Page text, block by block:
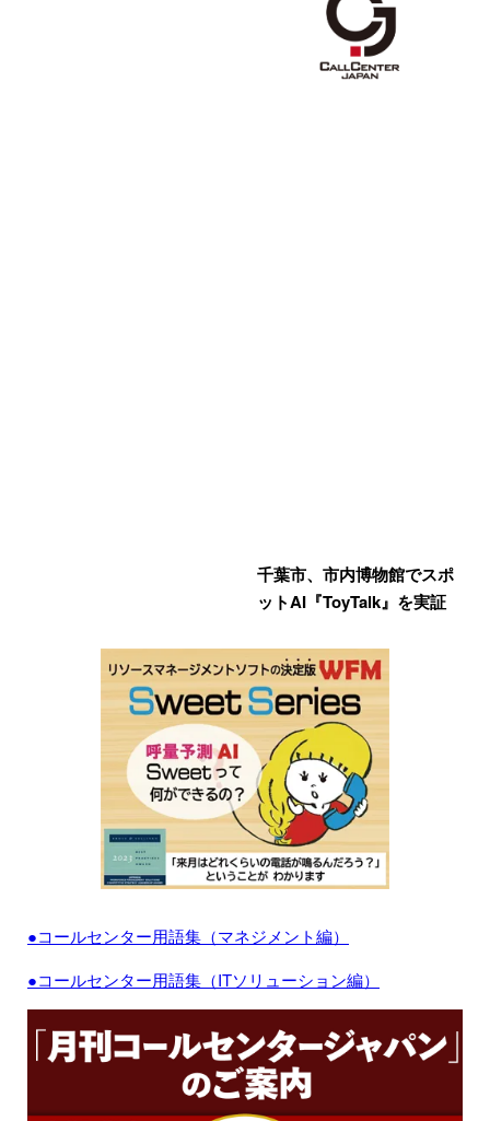
千葉市、市内博物館でスポ
ットAI『ToyTalk』を実証
●コールセンター用語集（マネジメント編）
●コールセンター用語集（ITソリューション編）